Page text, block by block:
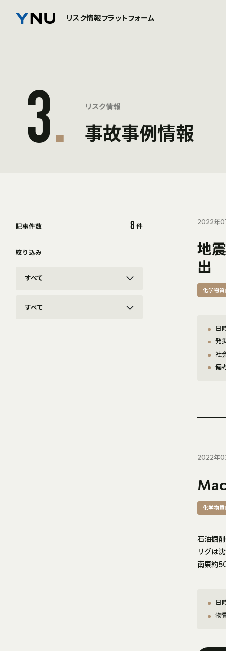
リスク情報プラットフォーム
3. リスク情報
事故事例情報
記事件数 8 件
絞り込み
すべて
すべて
2022年
地
出
化学物
日
発
社
備
2022年
化学物
石油掘
リグは
南東約
日
物